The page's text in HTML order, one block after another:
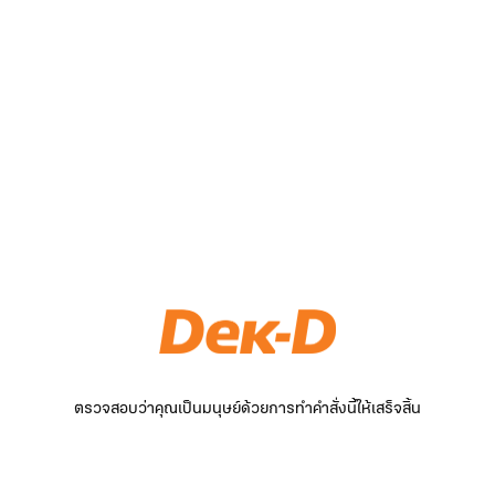
ตรวจสอบว่าคุณเป็นมนุษย์ด้วยการทำคำสั่งนี้ให้เสร็จสิ้น